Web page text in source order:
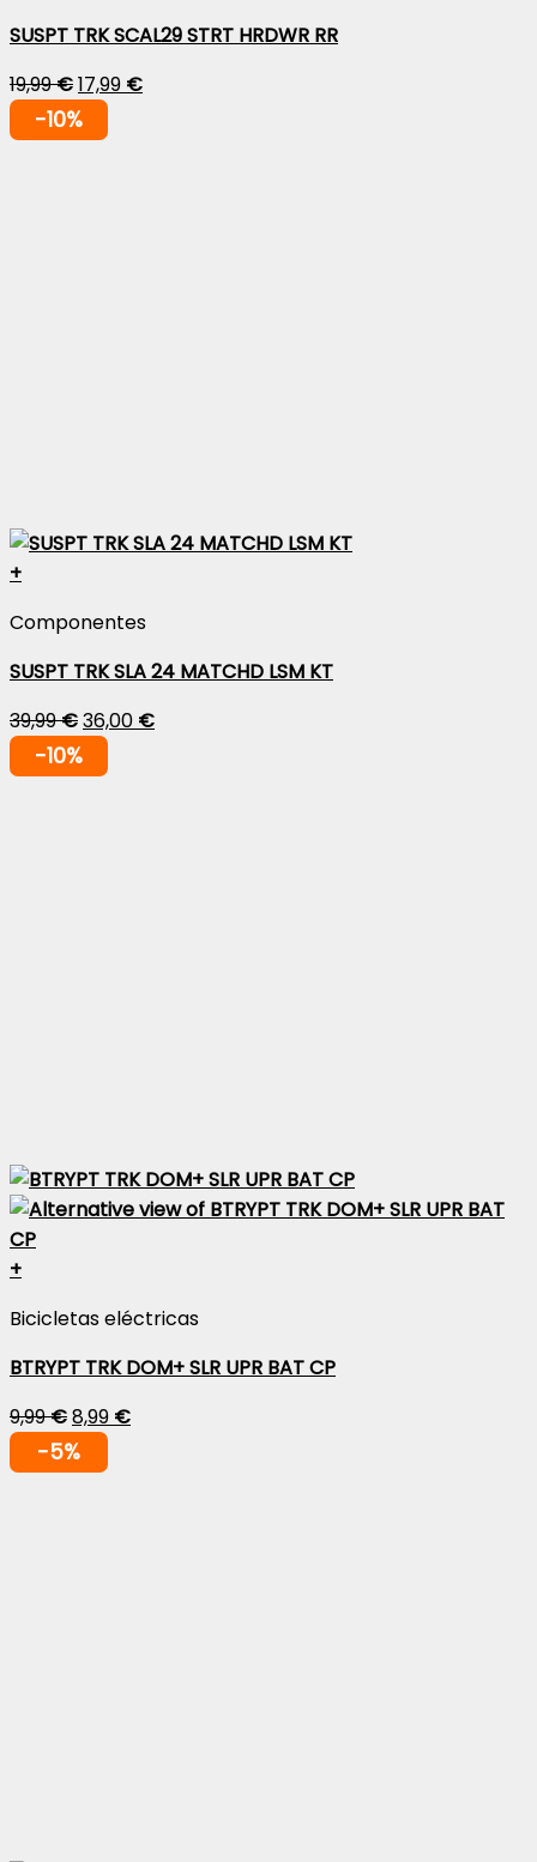
SUSPT TRK SCAL29 STRT HRDWR RR
19,99€17,99 €
-10%
+
Componentes
SUSPT TRK SLA 24 MATCHD LSM KT
39,99€36,00 €
-10%
+
Bicicletas eléctricas
BTRYPT TRK DOM+ SLR UPR BAT CP
9,99€8,99 €
-5%